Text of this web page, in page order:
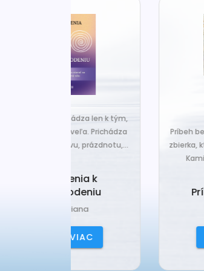
Príbeh bez konca je nová
zbierka, ktorá nesie typický
Kamil Peteraja - hravosť...
Príbeh bez konca